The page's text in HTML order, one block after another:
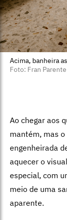
Acima, banheira
Foto: Fran Parente
Ao chegar aos
mantém, mas
engenheirada
aque­cer o
especial, com
meio de uma
aparente.